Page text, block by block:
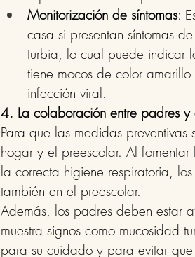
Monitorización de síntomas:
casa si presentan síntomas
turbia, lo cual puede indicar
tiene mocos de color
infección viral.
4. La colaboración entre padres y
Para que las medidas
hogar y el preescolar. Al
la correcta higiene respiratoria,
también en el preescolar.
Además, los padres deben estar
muestra signos como mucosidad
para su cuidado y para evitar